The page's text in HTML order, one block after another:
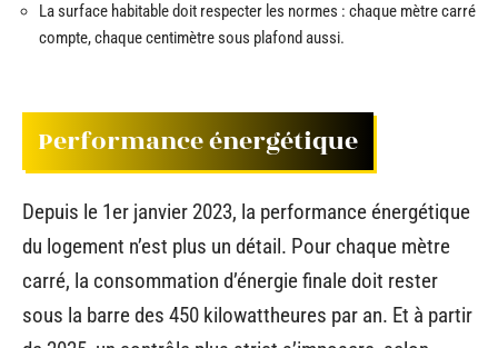
La surface habitable doit respecter les normes : chaque mètre carré
compte, chaque centimètre sous plafond aussi.
Performance énergétique
Depuis le 1er janvier 2023, la performance énergétique
du logement n’est plus un détail. Pour chaque mètre
carré, la consommation d’énergie finale doit rester
sous la barre des 450 kilowattheures par an. Et à partir